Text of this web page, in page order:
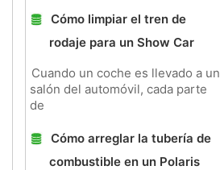
Cómo limpiar el tren de
rodaje para un Show Car
Cuando un coche es llevado a un
salón del automóvil, cada parte
de
Cómo arreglar la tubería de
combustible en un Polaris